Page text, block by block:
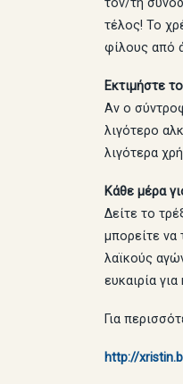
τον/τη
τέλος! Το
φίλους από
Εκτιμήστε
Αν ο
λιγότερο
λιγότερα
Κάθε μέρα
Δείτε το
μπορείτε να
λαϊκούς
ευκαιρία
Για
http://